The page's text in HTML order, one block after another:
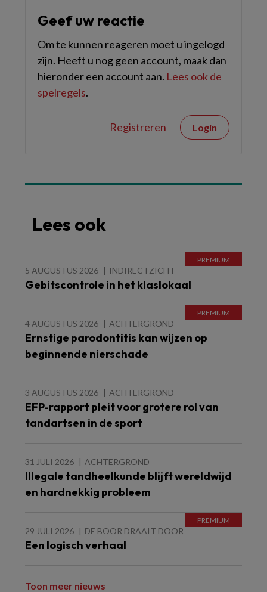
Geef uw reactie
Om te kunnen reageren moet u ingelogd
zijn. Heeft u nog geen account, maak dan
hieronder een account aan. Lees ook de
spelregels.
Registreren Login
Lees ook
5 AUGUSTUS 2026 INDIRECTZICHT
Gebitscontrole in het klaslokaal
4 AUGUSTUS 2026 ACHTERGROND
Ernstige parodontitis kan wijzen op
beginnende nierschade
3 AUGUSTUS 2026 ACHTERGROND
EFP-rapport pleit voor grotere rol van
tandartsen in de sport
31 JULI 2026 ACHTERGROND
Illegale tandheelkunde blijft wereldwijd
en hardnekkig probleem
29 JULI 2026 DE BOOR DRAAIT DOOR
Een logisch verhaal
Toon meer nieuws